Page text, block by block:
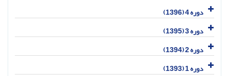
دوره 4 (1396)
دوره 3 (1395)
دوره 2 (1394)
دوره 1 (1393)